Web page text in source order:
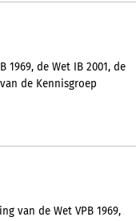
de Wet IB 2001, de
de Kennisgroep
van de Wet VPB 1969,